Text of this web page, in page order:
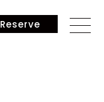
Reserve